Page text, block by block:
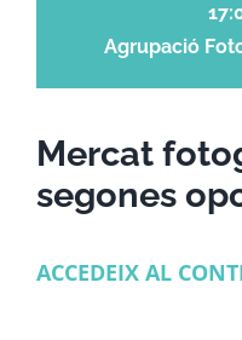
Mercat
segones
ACCEDEIX AL
Agrupació